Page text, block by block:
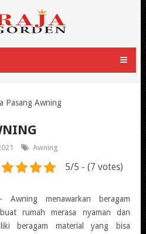
Pasang Awning
Awning
5/5 - (7 votes)
Awning menawarkan beragam
rumah merasa nyaman dan
beragam material yang bisa